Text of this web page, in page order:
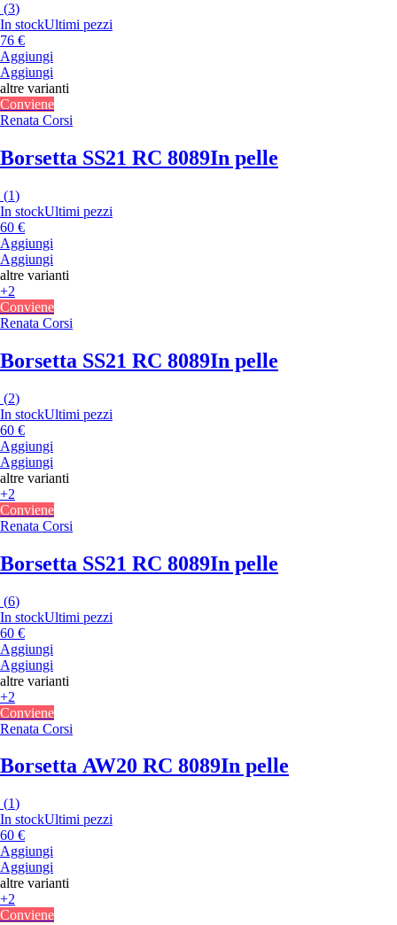
(3)
In stockUltimi pezzi
76 €
Aggiungi
Aggiungi
altre varianti
Conviene
Renata Corsi
Borsetta SS21 RC 8089In pelle
(1)
In stockUltimi pezzi
60 €
Aggiungi
Aggiungi
altre varianti
+2
Conviene
Renata Corsi
Borsetta SS21 RC 8089In pelle
(2)
In stockUltimi pezzi
60 €
Aggiungi
Aggiungi
altre varianti
+2
Conviene
Renata Corsi
Borsetta SS21 RC 8089In pelle
(6)
In stockUltimi pezzi
60 €
Aggiungi
Aggiungi
altre varianti
+2
Conviene
Renata Corsi
Borsetta AW20 RC 8089In pelle
(1)
In stockUltimi pezzi
60 €
Aggiungi
Aggiungi
altre varianti
+2
Conviene